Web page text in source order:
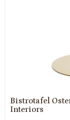
Bistrotafel
Interiors